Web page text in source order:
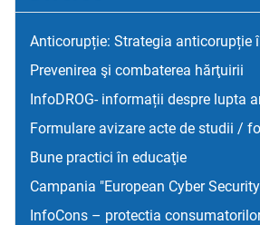
Anticorupție: Strategia anticorupție
Prevenirea şi combaterea hărţuirii
InfoDROG- informații despre lupta
Formulare avizare acte de studii /
Bune practici în educaţie
Campania "European Cyber
InfoCons – protectia